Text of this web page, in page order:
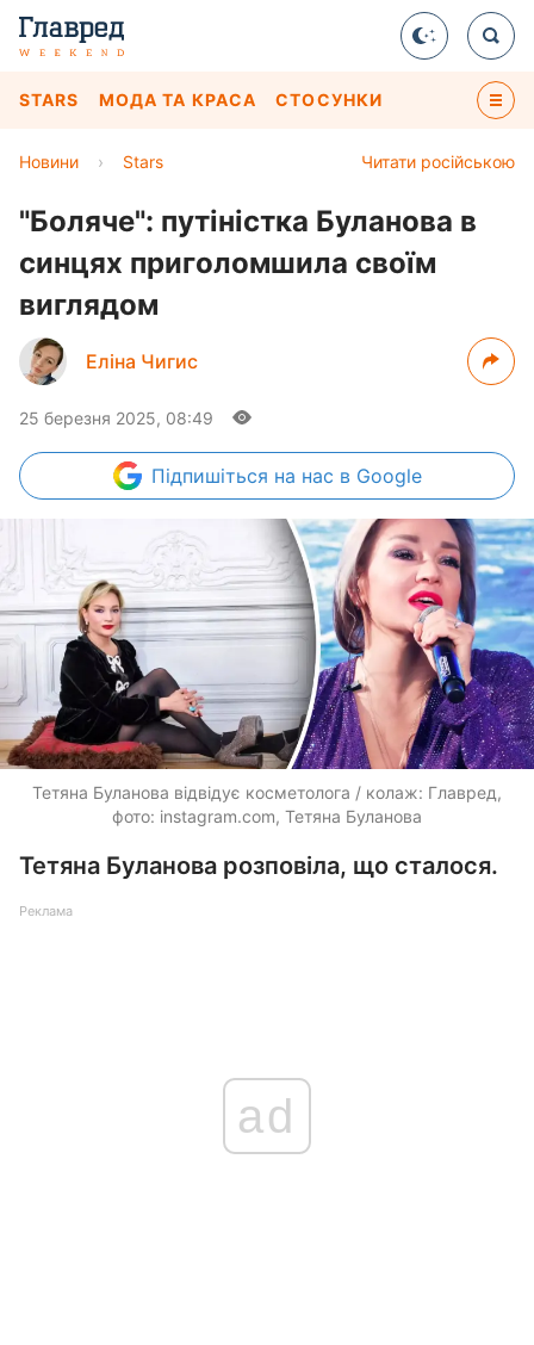
STARS МОДА ТА КРАСА СТОСУНКИ
Читати російською
Новини › Stars
"Боляче": путіністка Буланова в
синцях приголомшила своїм
виглядом
Еліна Чигис
25 березня 2025, 08:49
Підпишіться на нас в Google
Тетяна Буланова відвідує косметолога / колаж: Главред,
фото: instagram.com, Тетяна Буланова
Тетяна Буланова розповіла, що сталося.
Реклама
ad